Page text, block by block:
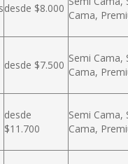
desde $8.000
Cama,
desde $7.500
Semi Cama,
Cama,
desde
$11.700
Semi Cama,
Cama,